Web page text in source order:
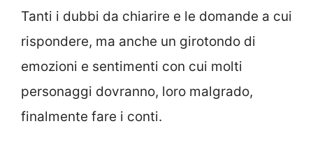
Tanti i dubbi da chiarire e le domande a cui
rispondere, ma anche un girotondo di
emozioni e sentimenti con cui molti
personaggi dovranno, loro malgrado,
finalmente fare i conti.